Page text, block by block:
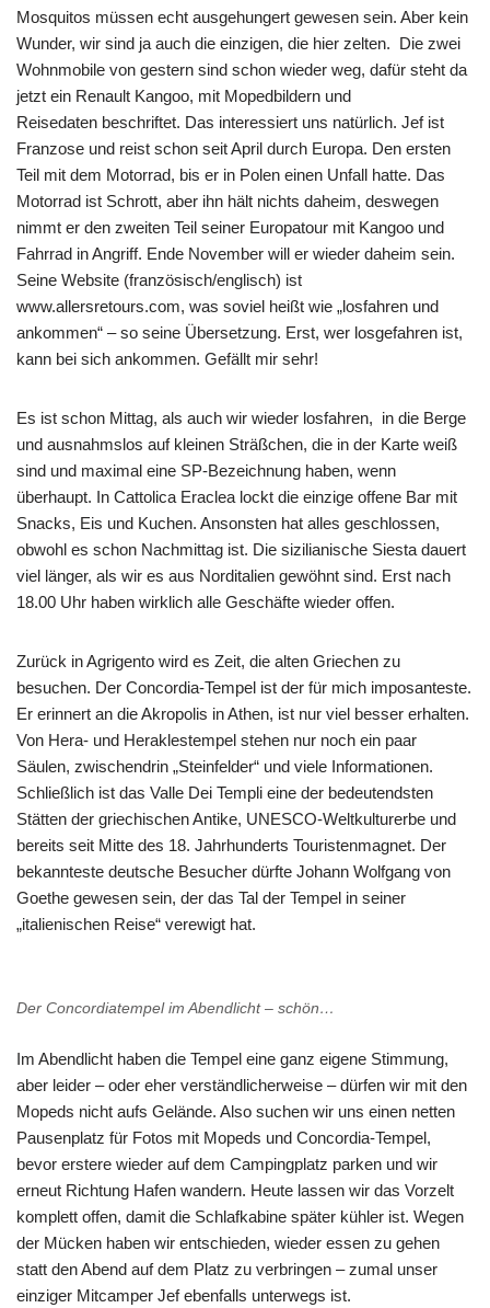
Mosquitos müssen echt ausgehungert gewesen sein. Aber kein
Wunder, wir sind ja auch die einzigen, die hier zelten. Die zwei
Wohnmobile von gestern sind schon wieder weg, dafür steht da
jetzt ein Renault Kangoo, mit Mopedbildern und
Reisedaten beschriftet. Das interessiert uns natürlich. Jef ist
Franzose und reist schon seit April durch Europa. Den ersten
Teil mit dem Motorrad, bis er in Polen einen Unfall hatte. Das
Motorrad ist Schrott, aber ihn hält nichts daheim, deswegen
nimmt er den zweiten Teil seiner Europatour mit Kangoo und
Fahrrad in Angriff. Ende November will er wieder daheim sein.
Seine Website (französisch/englisch) ist
www.allersretours.com, was soviel heißt wie „losfahren und
ankommen“ – so seine Übersetzung. Erst, wer losgefahren ist,
kann bei sich ankommen. Gefällt mir sehr!
Es ist schon Mittag, als auch wir wieder losfahren, in die Berge
und ausnahmslos auf kleinen Sträßchen, die in der Karte weiß
sind und maximal eine SP-Bezeichnung haben, wenn
überhaupt. In Cattolica Eraclea lockt die einzige offene Bar mit
Snacks, Eis und Kuchen. Ansonsten hat alles geschlossen,
obwohl es schon Nachmittag ist. Die sizilianische Siesta dauert
viel länger, als wir es aus Norditalien gewöhnt sind. Erst nach
18.00 Uhr haben wirklich alle Geschäfte wieder offen.
Zurück in Agrigento wird es Zeit, die alten Griechen zu
besuchen. Der Concordia-Tempel ist der für mich imposanteste.
Er erinnert an die Akropolis in Athen, ist nur viel besser erhalten.
Von Hera- und Heraklestempel stehen nur noch ein paar
Säulen, zwischendrin „Steinfelder“ und viele Informationen.
Schließlich ist das Valle Dei Templi eine der bedeutendsten
Stätten der griechischen Antike, UNESCO-Weltkulturerbe und
bereits seit Mitte des 18. Jahrhunderts Touristenmagnet. Der
bekannteste deutsche Besucher dürfte Johann Wolfgang von
Goethe gewesen sein, der das Tal der Tempel in seiner
„italienischen Reise“ verewigt hat.
Der Concordiatempel im Abendlicht – schön…
Im Abendlicht haben die Tempel eine ganz eigene Stimmung,
aber leider – oder eher verständlicherweise – dürfen wir mit den
Mopeds nicht aufs Gelände. Also suchen wir uns einen netten
Pausenplatz für Fotos mit Mopeds und Concordia-Tempel,
bevor erstere wieder auf dem Campingplatz parken und wir
erneut Richtung Hafen wandern. Heute lassen wir das Vorzelt
komplett offen, damit die Schlafkabine später kühler ist. Wegen
der Mücken haben wir entschieden, wieder essen zu gehen
statt den Abend auf dem Platz zu verbringen – zumal unser
einziger Mitcamper Jef ebenfalls unterwegs ist.